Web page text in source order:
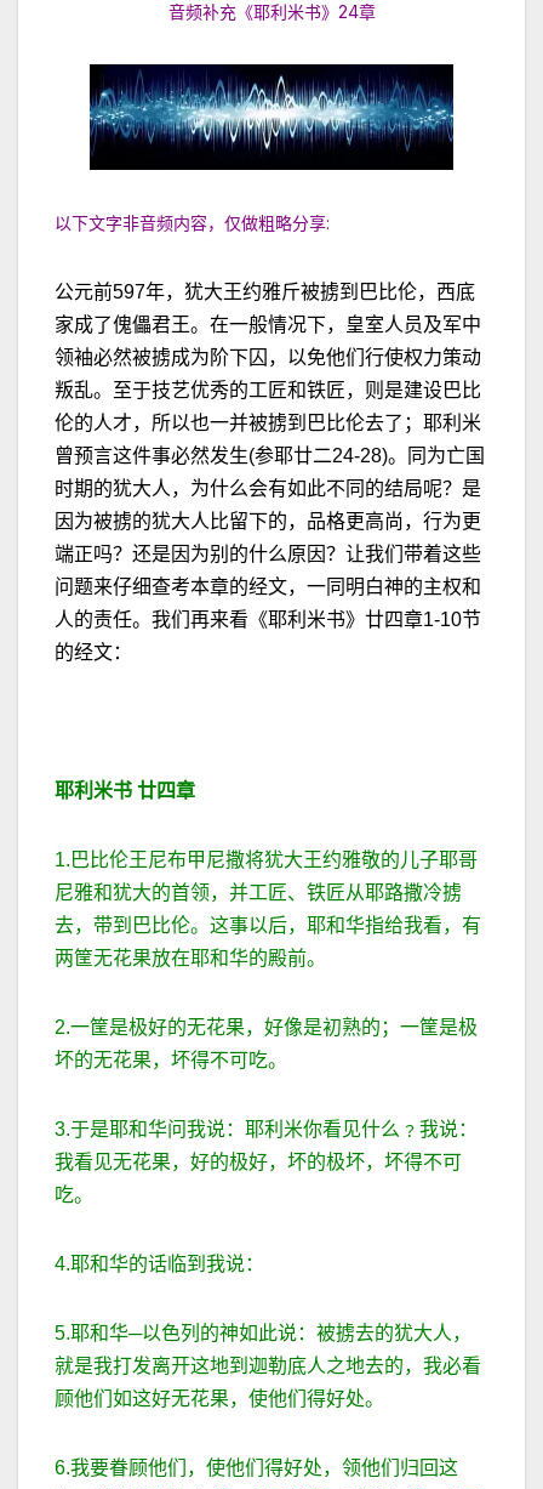
音频补充《耶利米书》24章
以下文字非音频内容，仅做粗略分享:
公元前597年，犹大王约雅斤被掳到巴比伦，西底
家成了傀儡君王。在一般情况下，皇室人员及军中
领袖必然被掳成为阶下囚，以免他们行使权力策动
叛乱。至于技艺优秀的工匠和铁匠，则是建设巴比
伦的人才，所以也一并被掳到巴比伦去了；耶利米
曾预言这件事必然发生(参耶廿二24-28)。同为亡国
时期的犹大人，为什么会有如此不同的结局呢？是
因为被掳的犹大人比留下的，品格更高尚，行为更
端正吗？还是因为别的什么原因？让我们带着这些
问题来仔细查考本章的经文，一同明白神的主权和
人的责任。我们再来看《耶利米书》廿四章1-10节
的经文：
耶利米书 廿四章
1.巴比伦王尼布甲尼撒将犹大王约雅敬的儿子耶哥
尼雅和犹大的首领，并工匠、铁匠从耶路撒冷掳
去，带到巴比伦。这事以后，耶和华指给我看，有
两筐无花果放在耶和华的殿前。
2.一筐是极好的无花果，好像是初熟的；一筐是极
坏的无花果，坏得不可吃。
3.于是耶和华问我说：耶利米你看见什么﹖我说：
我看见无花果，好的极好，坏的极坏，坏得不可
吃。
4.耶和华的话临到我说：
5.耶和华─以色列的神如此说：被掳去的犹大人，
就是我打发离开这地到迦勒底人之地去的，我必看
顾他们如这好无花果，使他们得好处。
6.我要眷顾他们，使他们得好处，领他们归回这